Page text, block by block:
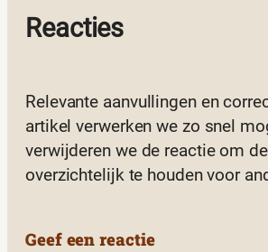
Reacties
Relevante aanvullingen en
artikel verwerken we zo snel
verwijderen we de reactie om
overzichtelijk te houden voor
Geef een reactie